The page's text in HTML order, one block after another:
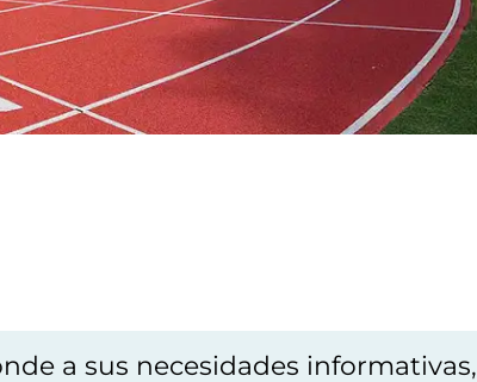
a sus necesidades informativas,